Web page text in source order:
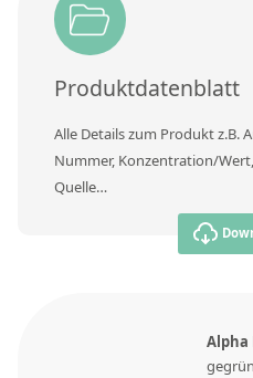
Karriere bei Labmix24
Produktdatenblatt
Alle Details zum Produkt z.B.
Nummer, Konzentration/
Quelle…
Alpha